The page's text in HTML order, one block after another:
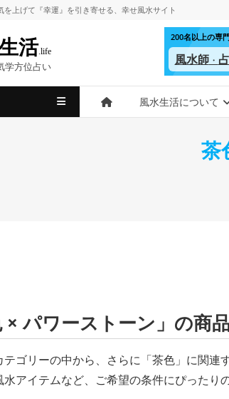
を上げて 『幸運』を引き寄せる、 幸せ風水サイト
活.life
学方位占い
200名以上の専
風水師・
風水生活について
茶
× パワーストーン」の商
テゴリーの中から、さらに「茶色」に関連
アイテムなど、ご希望の条件にぴったり